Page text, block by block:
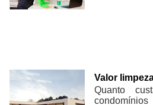
Valor
Quanto